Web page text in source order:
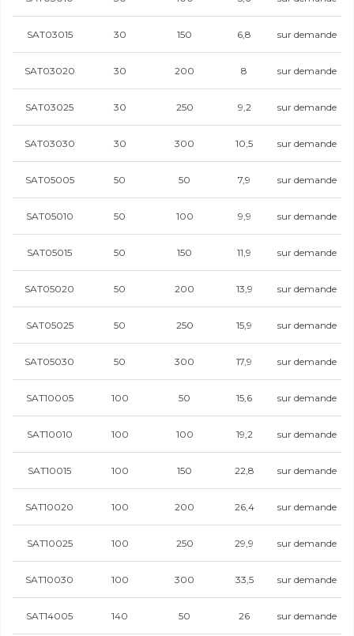
SAT03015 30 150 6,8 sur demande
SAT03020 30 200 8 sur demande
SAT03025 30 250 9,2 sur demande
SAT03030 30 300 10,5 sur demande
SAT05005 50 50 7,9 sur demande
SAT05010 50 100 9,9 sur demande
SAT05015 50 150 11,9 sur demande
SAT05020 50 200 13,9 sur demande
SAT05025 50 250 15,9 sur demande
SAT05030 50 300 17,9 sur demande
SAT10005 100 50 15,6 sur demande
SAT10010 100 100 19,2 sur demande
SAT10015 100 150 22,8 sur demande
SAT10020 100 200 26,4 sur demande
SAT10025 100 250 29,9 sur demande
SAT10030 100 300 33,5 sur demande
SAT14005 140 50 26 sur demande